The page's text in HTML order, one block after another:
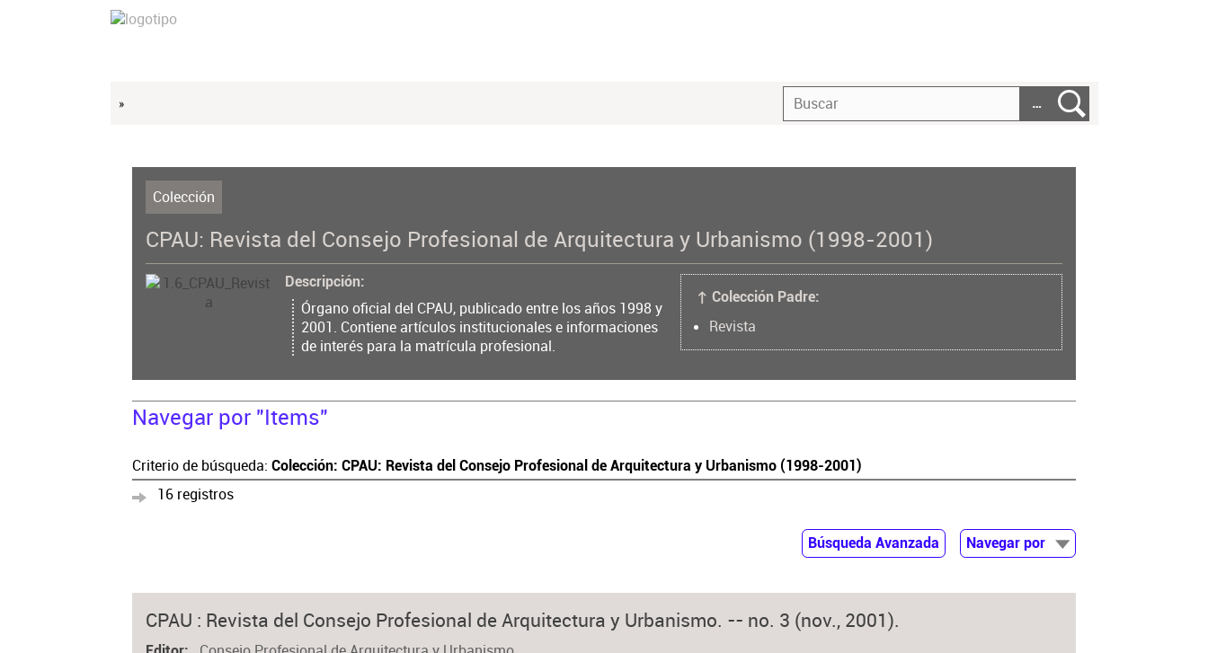
» …
Colección
CPAU: Revista del Consejo Profesional de Arquitectura y Urbanismo (1998-2001)
Descripción
Órgano oficial del CPAU, publicado entre los años 1998 y
2001. Contiene artículos institucionales e informaciones
de interés para la matrícula profesional.
↑ Colección Padre:
Revista
Navegar por "Items"
Criterio de búsqueda: Colección: CPAU: Revista del Consejo Profesional de Arquitectura y Urbanismo (1998-2001)
16 registros
Búsqueda Avanzada
Navegar por
Autor
CPAU : Revista del Consejo Profesional de Arquitectura y Urbanismo. -- no. 3 (nov., 2001).